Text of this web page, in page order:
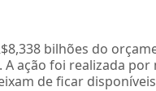
bilhões do
ação foi realizada por
de ficar